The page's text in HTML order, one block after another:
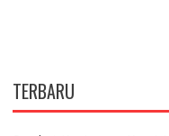
TERBARU